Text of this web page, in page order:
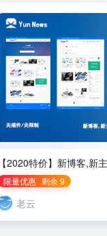
【2020特价】新博客,新
主题
限量优惠 剩余 9
老云